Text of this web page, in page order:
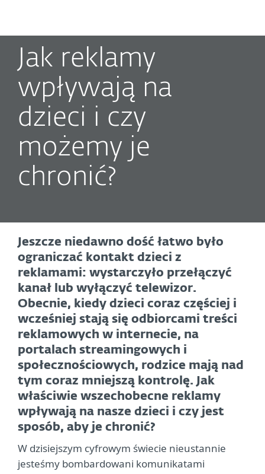
Jak reklamy
wpływają na
dzieci i czy
możemy je
chronić?
Jeszcze niedawno dość łatwo było
ograniczać kontakt dzieci z
reklamami: wystarczyło przełączyć
kanał lub wyłączyć telewizor.
Obecnie, kiedy dzieci coraz częściej i
wcześniej stają się odbiorcami treści
reklamowych w internecie, na
portalach streamingowych i
społecznościowych, rodzice mają nad
tym coraz mniejszą kontrolę. Jak
właściwie wszechobecne reklamy
wpływają na nasze dzieci i czy jest
sposób, aby je chronić?
W dzisiejszym cyfrowym świecie nieustannie
jesteśmy bombardowani komunikatami